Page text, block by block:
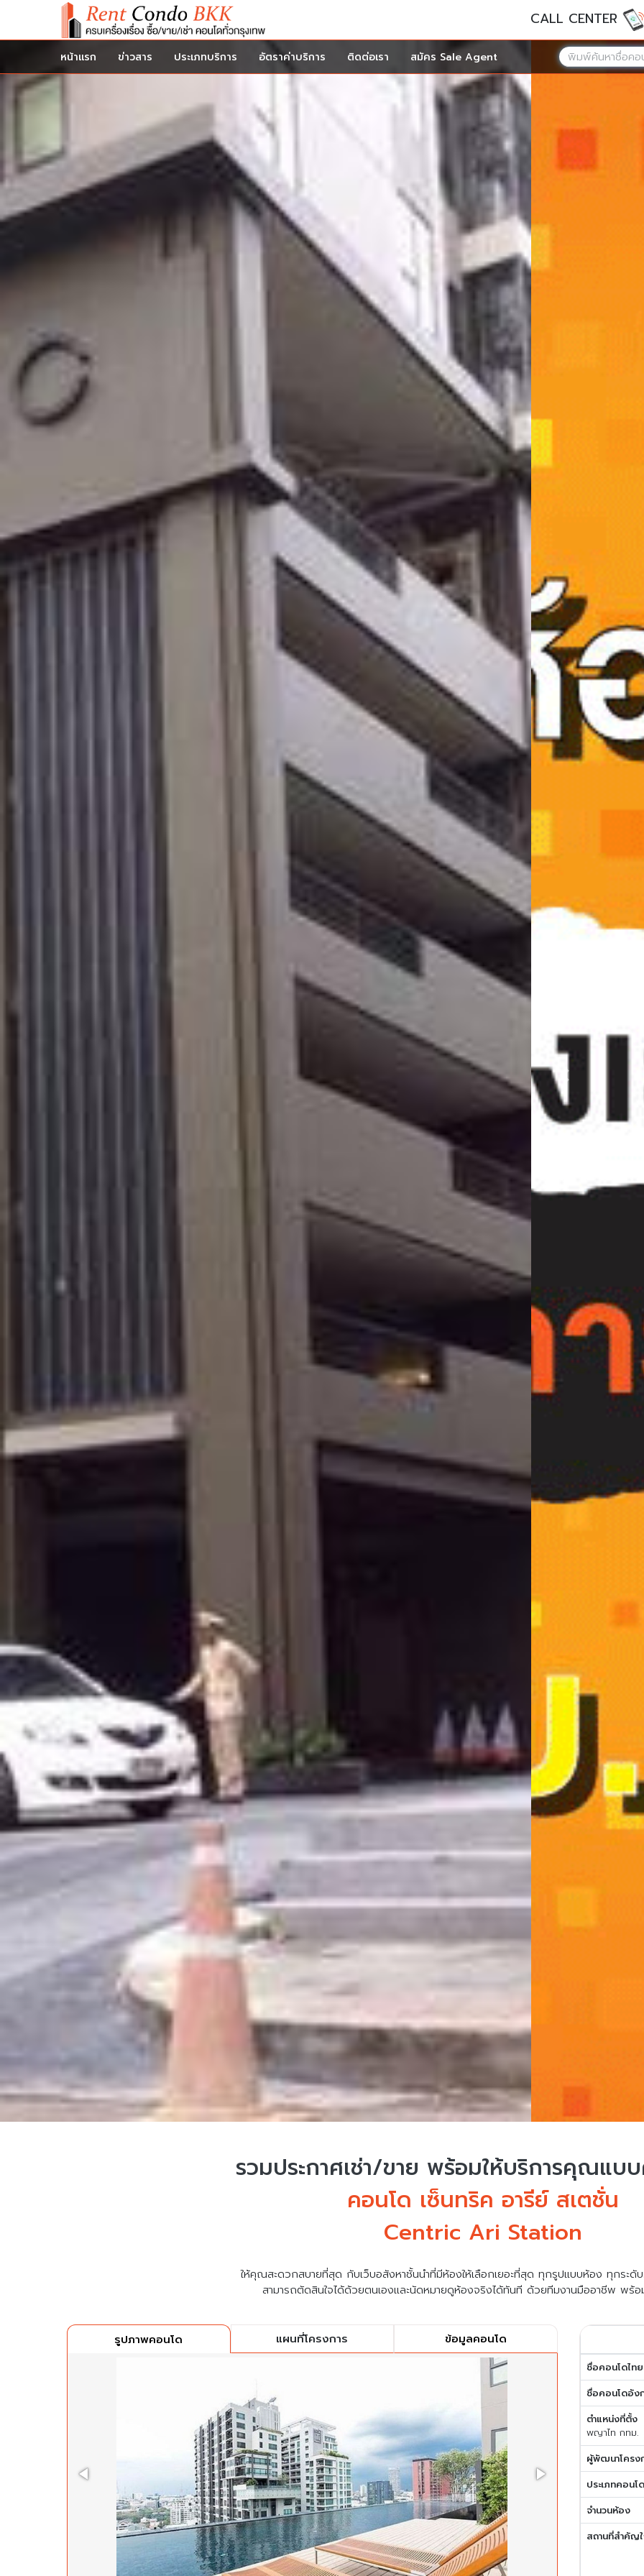
CALL CENTER
หน้าแรก ข่าวสาร ประเภทบริการ อัตราค่าบริการ ติดต่อเรา สมัคร Sale Agent
Previous
รวมประกาศเช่า/ขาย พร้อมให้บริการคุณแบ
คอนโด เซ็นทริค อารีย์ สเตชั่น
Centric Ari Station
ให้คุณสะดวกสบายที่สุด กับเว็บอสังหาชั้นนำที่มีห้องให้เลือกเยอะที่สุด ทุกรูปแบบห้อง ทุกระดั
สามารถตัดสินใจได้ด้วยตนเองและนัดหมายดูห้องจริงได้ทันที ด้วยทีมงานมืออาชีพ พร้
รูปภาพคอนโด แผนที่โครงการ ข้อมูลคอนโด
ชื่อคอนโดไทย
ชื่อคอนโดอัง
ตำแหน่งที่ตั้ง
พญาไท กทม.
ผู้พัฒนาโครง
ประเภทคอนโด
จำนวนห้อง
สถานที่สำคัญ